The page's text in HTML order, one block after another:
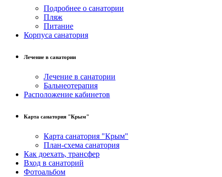
Подробнее о санатории
Пляж
Питание
Корпуса санатория
Лечение в санатории
Лечение в санатории
Бальнеотерапия
Расположение кабинетов
Карта санатория "Крым"
Карта санатория "Крым"
План-схема санатория
Как доехать, трансфер
Вход в санаторий
Фотоальбом